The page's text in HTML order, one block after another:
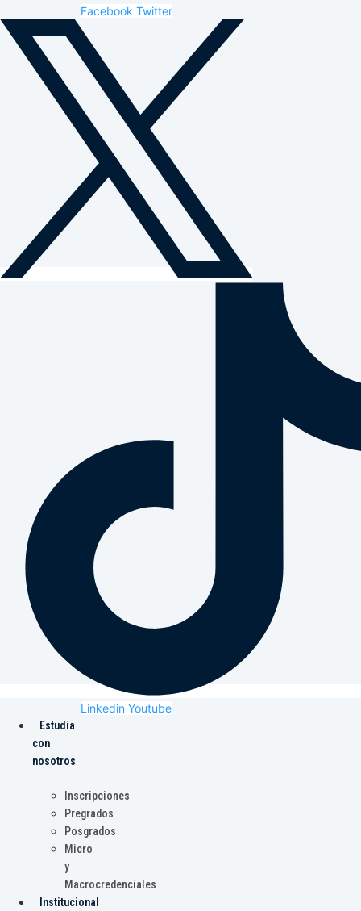
Facebook Twitter
Linkedin Youtube
Estudia
con
nosotros
Inscripciones
Pregrados
Posgrados
Micro
y
Macrocredenciales
Institucional